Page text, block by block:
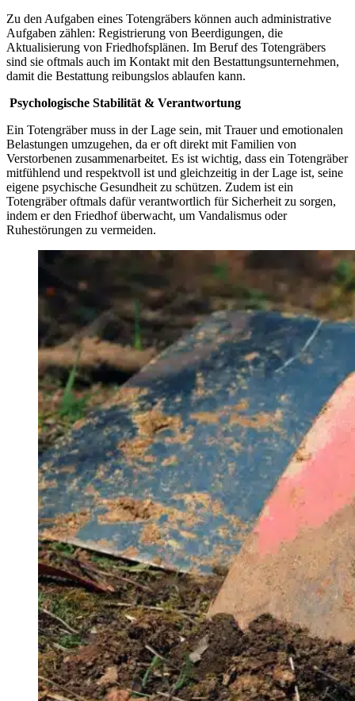
Zu den Aufgaben eines Totengräbers können auch administrative
Aufgaben zählen: Registrierung von Beerdigungen, die
Aktualisierung von Friedhofsplänen. Im Beruf des Totengräbers
sind sie oftmals auch im Kontakt mit den Bestattungsunternehmen,
damit die Bestattung reibungslos ablaufen kann.
Psychologische Stabilität & Verantwortung
Ein Totengräber muss in der Lage sein, mit Trauer und emotionalen
Belastungen umzugehen, da er oft direkt mit Familien von
Verstorbenen zusammenarbeitet. Es ist wichtig, dass ein Totengräber
mitfühlend und respektvoll ist und gleichzeitig in der Lage ist, seine
eigene psychische Gesundheit zu schützen. Zudem ist ein
Totengräber oftmals dafür verantwortlich für Sicherheit zu sorgen,
indem er den Friedhof überwacht, um Vandalismus oder
Ruhestörungen zu vermeiden.